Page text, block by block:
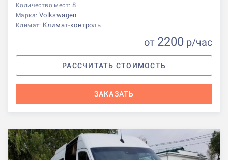
Количество мест: 8
Марка: Volkswagen
Климат: Климат-контроль
от 2200 р/час
РАССЧИТАТЬ СТОИМОСТЬ
ЗАКАЗАТЬ